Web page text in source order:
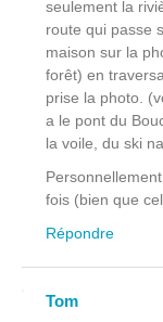
seulement la
route qui passe
maison sur la
forêt) en
prise la photo.
a le pont du
la voile, du ski
fois (bien que
Répondre
Tom